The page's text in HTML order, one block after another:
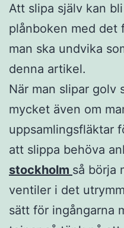
Att slipa själv kan
plånboken med det
man ska undvika
denna artikel.
När man slipar golv
mycket även om
uppsamlingsfläktar
att slippa behöva
stockholm så börja
ventiler i det
sätt för ingångarna